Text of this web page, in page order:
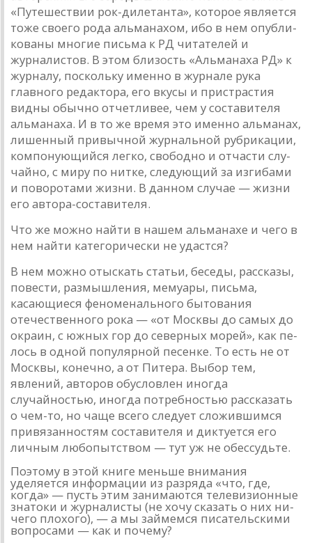
«Путешествии рок-дилетанта», кото­рое является
тоже своего рода альманахом, ибо в нем опубли­
кованы многие письма к РД читателей и
журналистов. В этом близость «Альманаха РД» к
журналу, поскольку именно в журнале рука
главного редактора, его вкусы и пристрастия
вид­ны обычно отчетливее, чем у составителя
альманаха. И в то же время это именно альманах,
лишенный привычной журнальной рубрикации,
компонующийся легко, свободно и отчасти слу­
чайно, с миру по нитке, следующий за изгибами
и поворотами жизни. В данном случае — жизни
его автора-составителя.
Что же можно найти в нашем альманахе и чего в
нем найти категорически не удастся?
В нем можно отыскать статьи, беседы, рассказы,
повес­ти, размышления, мемуары, письма,
касающиеся феноме­нального бытования
отечественного рока — «от Москвы до самых до
окраин, с южных гор до северных морей», как пе­
лось в одной популярной песенке. То есть не от
Москвы, ко­нечно, а от Питера. Выбор тем,
явлений, авторов обуслов­лен иногда
случайностью, иногда потребностью рассказать
о чем-то, но чаще всего следует сложившимся
привязаннос­тям составителя и диктуется его
личным любопытством — тут уж не обессудьте.
Поэтому в этой книге меньше внимания
уделяется инфор­мации из разряда «что, где,
когда» — пусть этим занимаются те­левизионные
знатоки и журналисты (не хочу сказать о них ни­
чего плохого), — а мы займемся писательскими
вопросами — как и почему?